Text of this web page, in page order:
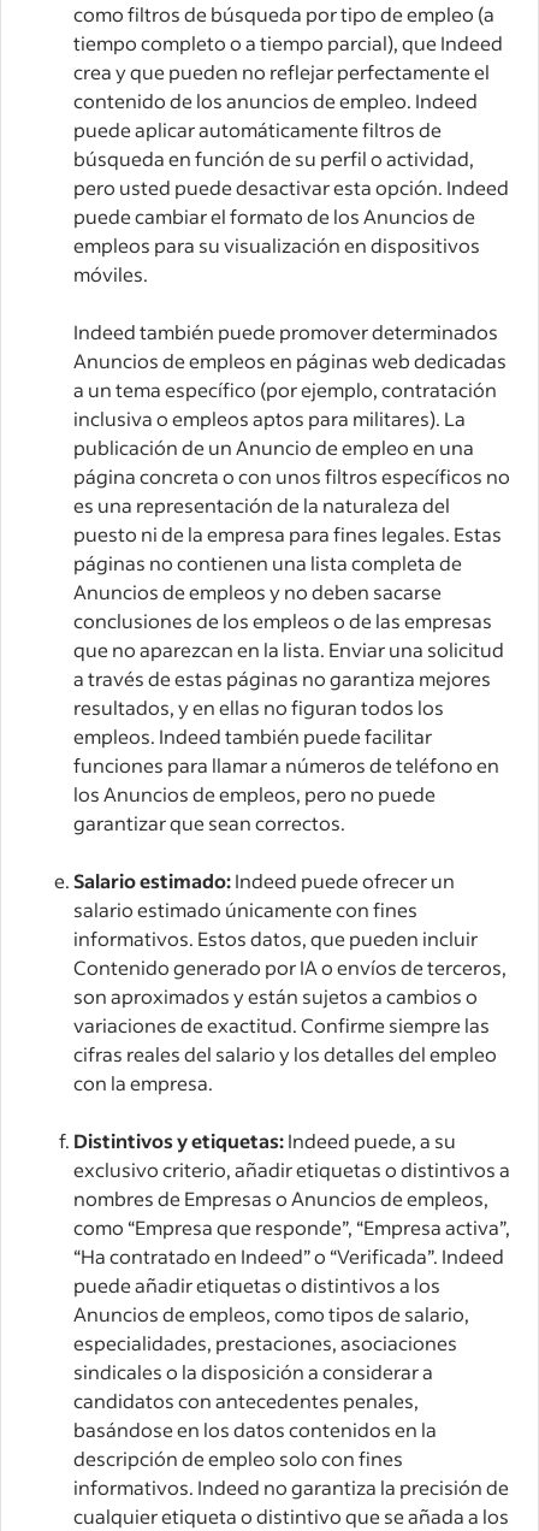
como filtros de búsqueda por tipo de empleo (a
tiempo completo o a tiempo parcial), que Indeed
crea y que pueden no reflejar perfectamente el
contenido de los anuncios de empleo. Indeed
puede aplicar automáticamente filtros de
búsqueda en función de su perfil o actividad,
pero usted puede desactivar esta opción. Indeed
puede cambiar el formato de los Anuncios de
empleos para su visualización en dispositivos
móviles.
Indeed también puede promover determinados
Anuncios de empleos en páginas web dedicadas
a un tema específico (por ejemplo, contratación
inclusiva o empleos aptos para militares). La
publicación de un Anuncio de empleo en una
página concreta o con unos filtros específicos no
es una representación de la naturaleza del
puesto ni de la empresa para fines legales. Estas
páginas no contienen una lista completa de
Anuncios de empleos y no deben sacarse
conclusiones de los empleos o de las empresas
que no aparezcan en la lista. Enviar una solicitud
a través de estas páginas no garantiza mejores
resultados, y en ellas no figuran todos los
empleos. Indeed también puede facilitar
funciones para llamar a números de teléfono en
los Anuncios de empleos, pero no puede
garantizar que sean correctos.
Salario estimado:Indeed puede ofrecer un
salario estimado únicamente con fines
informativos. Estos datos, que pueden incluir
Contenido generado por IA o envíos de terceros,
son aproximados y están sujetos a cambios o
variaciones de exactitud. Confirme siempre las
cifras reales del salario y los detalles del empleo
con la empresa.
Distintivos y etiquetas:Indeed puede, a su
exclusivo criterio, añadir etiquetas o distintivos a
nombres de Empresas o Anuncios de empleos,
como “Empresa que responde”, “Empresa activa”,
“Ha contratado en Indeed” o “Verificada”. Indeed
puede añadir etiquetas o distintivos a los
Anuncios de empleos, como tipos de salario,
especialidades, prestaciones, asociaciones
sindicales o la disposición a considerar a
candidatos con antecedentes penales,
basándose en los datos contenidos en la
descripción de empleo solo con fines
informativos. Indeed no garantiza la precisión de
cualquier etiqueta o distintivo que se añada a los